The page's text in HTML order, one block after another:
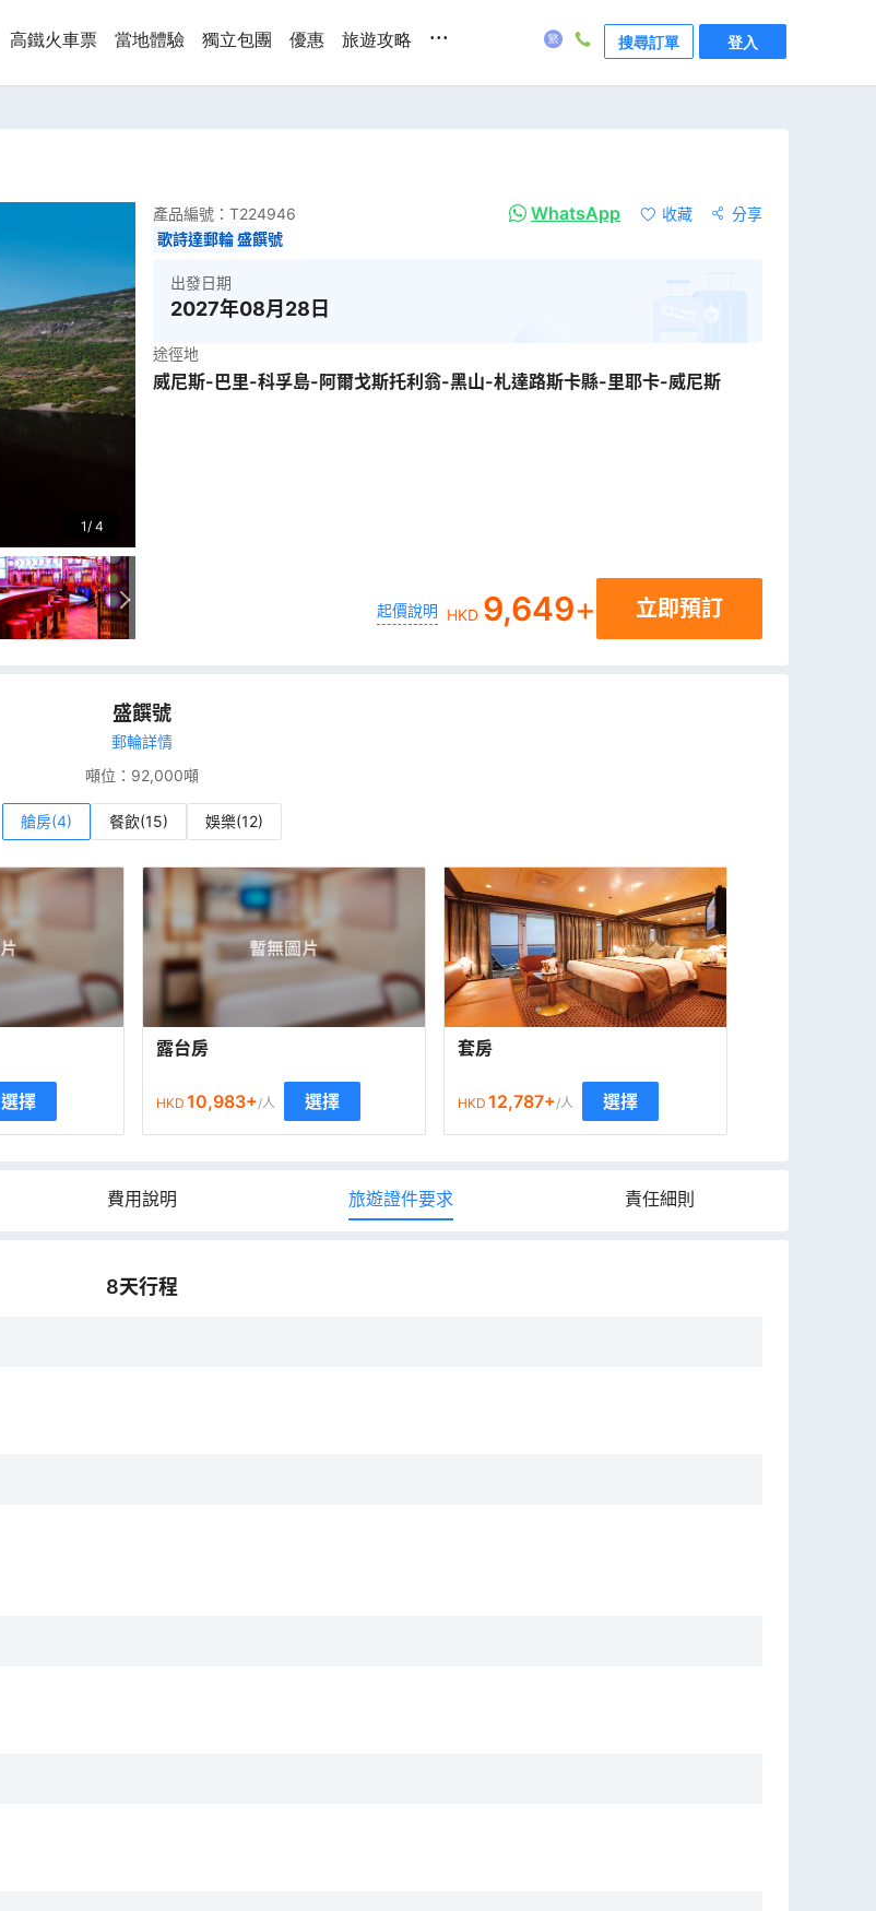
高鐵火車票 當地體驗 獨立包團 優惠 旅遊攻略 ... 搜尋訂單 登入
1 4
產品編號： T224946 WhatsApp 收藏
分享
歌詩達郵輪 盛饌號
出發日期
2027年08月28日
途徑地
威尼斯-巴里-科孚島-阿爾戈斯托利翁-黑山-札達路斯卡縣-里耶卡-威尼斯
起價說明 HKD 9,649+ 立即預訂
盛饌號
郵輪詳情
噸位： 92,000噸
艙房(4) 餐飲(15) 娛樂(12)
選擇
露台房
HKD 10,983+/人 選擇
套房
HKD 12,787+/人 選擇
費用說明 旅遊證件要求 責任細則
8天行程